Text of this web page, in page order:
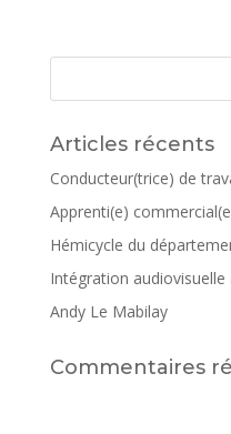
Articles récents
Conducteur(trice) de
Apprenti(e)
Hémicycle du
Intégration
Andy Le Mabilay
Commentaires